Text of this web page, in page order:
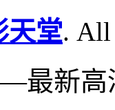
天堂. All
最新高